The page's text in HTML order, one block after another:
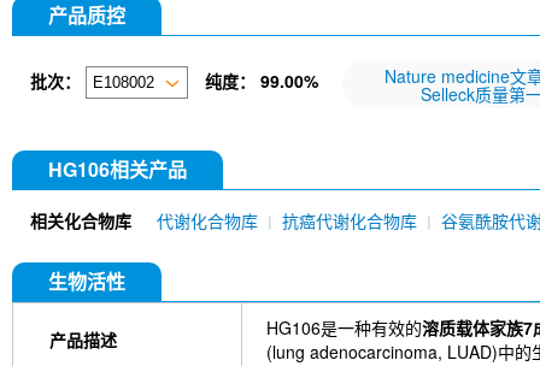
产品质控
批次： 纯度： 99.00% Nature medicine文
Selleck质量第
HG106相关产品
相关化合物库 代谢化合物库 抗癌代谢化合物库 谷氨酰胺代
生物活性
产品描述 HG106是一种有效的溶质载体家族
(lung adenocarcinoma, LUAD)中的